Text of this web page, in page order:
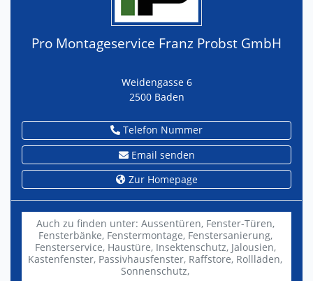
Pro Montageservice Franz Probst GmbH
Weidengasse 6
2500 Baden
Telefon Nummer
Email senden
Zur Homepage
Auch zu finden unter: Aussentüren, Fenster-Türen,
Fensterbänke, Fenstermontage, Fenstersanierung,
Fensterservice, Haustüre, Insektenschutz, Jalousien,
Kastenfenster, Passivhausfenster, Raffstore, Rollläden,
Sonnenschutz,